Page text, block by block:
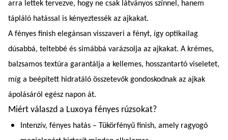
arra lettek tervezve, hogy ne csak látványos színnel, hanem
tápláló hatással is kényeztessék az ajkakat.
A fényes finish elegánsan visszaveri a fényt, így optikailag
dúsabbá, teltebbé és simábbá varázsolja az ajkakat. A krémes,
balzsamos textúra garantálja a kellemes, hosszantartó viseletet,
míg a beépített hidratáló összetevők gondoskodnak az ajkak
ápolásáról egész napon át.
Miért válaszd a Luxoya fényes rúzsokat?
Intenzív, fényes hatás – Tükörfényű finish, amely ragyogó